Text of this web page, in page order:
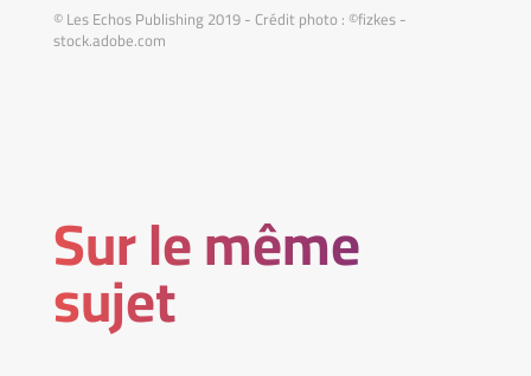
© Les Echos Publishing 2019 - Crédit photo : ©fizkes -
stock.adobe.com
Sur le même
sujet